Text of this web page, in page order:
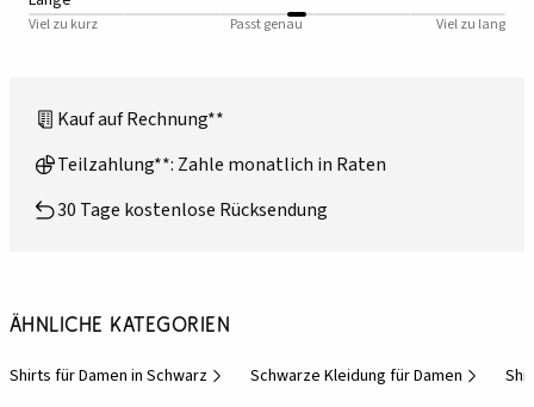
Viel zu kurz Passt genau Viel zu lang
Kauf auf Rechnung**
Teilzahlung**: Zahle monatlich in Raten
30 Tage kostenlose Rücksendung
Ähnliche Kategorien
Shirts für Damen in Schwarz Schwarze Kleidung für Damen